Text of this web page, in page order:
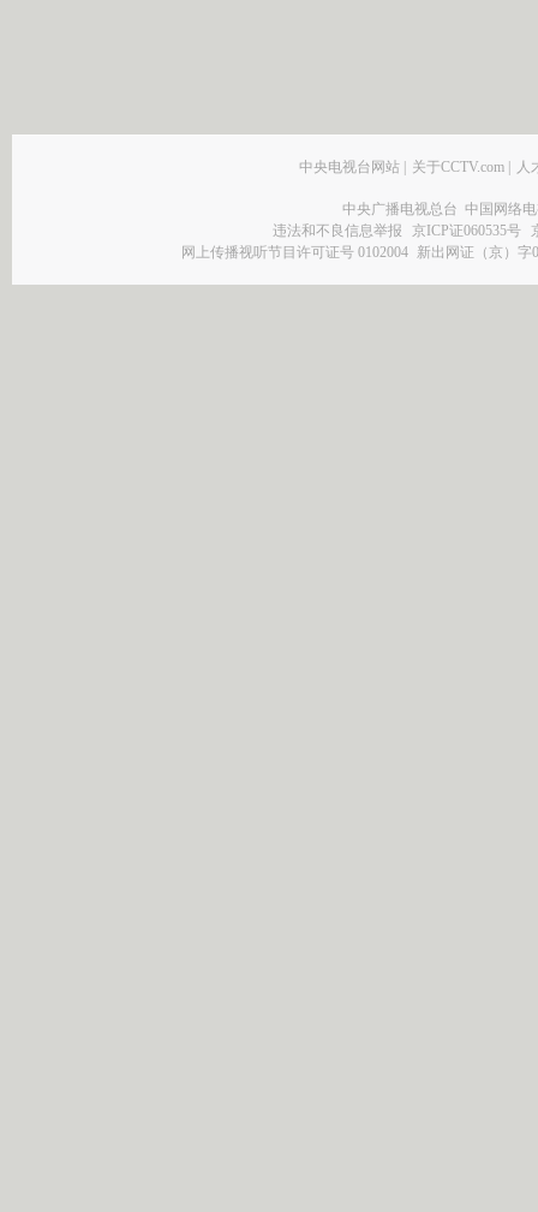
中央电视台网站 | 关于CCTV.com | 人
中央广播电视总台 中国网络
违法和不良信息举报
京ICP证060535号
网上传播视听节目许可证号 0102004 新出网证（京）